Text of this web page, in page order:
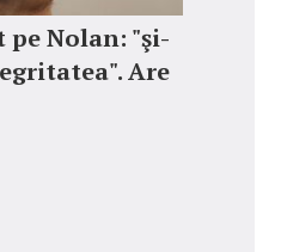
pe Nolan: "şi-
Are